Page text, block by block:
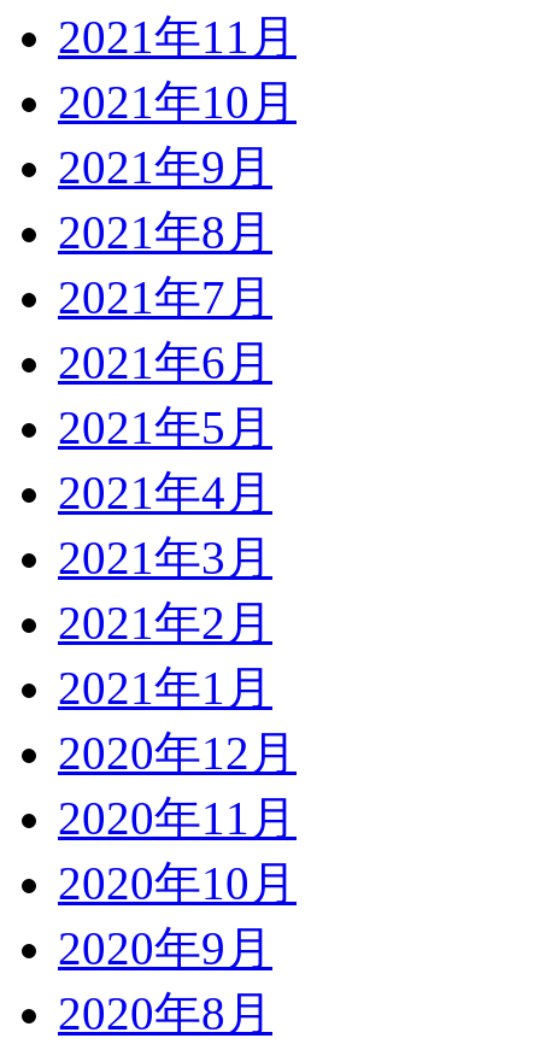
2021年11月
2021年10月
2021年9月
2021年8月
2021年7月
2021年6月
2021年5月
2021年4月
2021年3月
2021年2月
2021年1月
2020年12月
2020年11月
2020年10月
2020年9月
2020年8月